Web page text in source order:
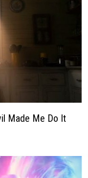
Made Me Do It